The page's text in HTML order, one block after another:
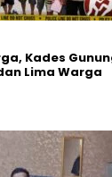
Kades
Lima Warga